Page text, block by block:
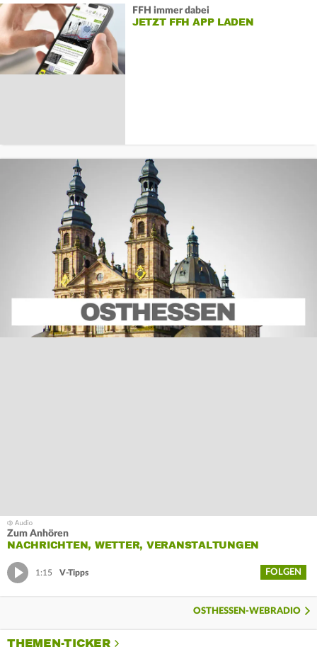
FFH immer dabei
JETZT FFH APP LADEN
Zum Anhören
NACHRICHTEN, WETTER, VERANSTALTUNGEN
1:15 V-Tipps FOLGEN
OSTHESSEN-WEBRADIO
THEMEN-TICKER